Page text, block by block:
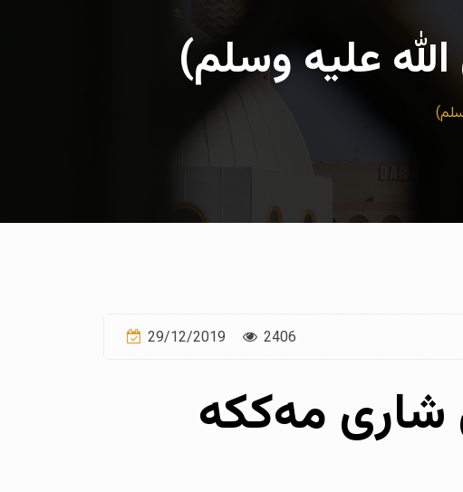
علیه وسلم)
29/12/2019 2406
شاری مەککە